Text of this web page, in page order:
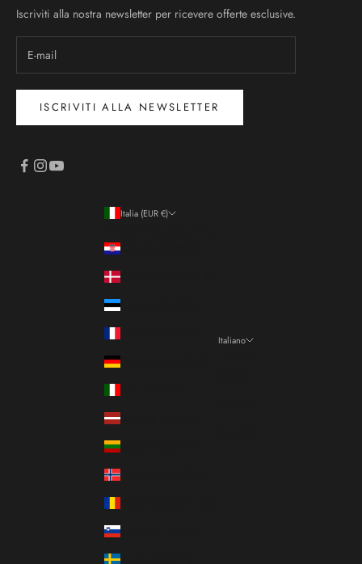
Iscriviti alla nostra newsletter per ricevere offerte esclusive.
ISCRIVITI ALLA NEWSLETTER
Italia (EUR €)
Croazia (EUR €)
Danimarca (DKK kr.)
Estonia (EUR €)
Francia (EUR €)
Germania (EUR €)
Italia (EUR €)
Lettonia (EUR €)
Lituania (EUR €)
Norvegia (EUR €)
Romania (RON Lei)
Slovenia (EUR €)
Svezia (SEK kr)
Italiano